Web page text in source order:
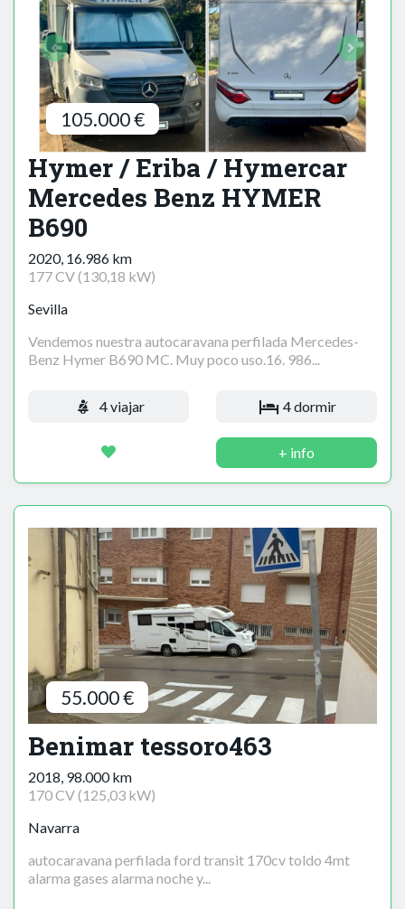
105.000 €
Hymer / Eriba / Hymercar
Mercedes Benz HYMER
B690
2020, 16.986 km
177 CV (130,18 kW)
Sevilla
Vendemos nuestra autocaravana perfilada Mercedes-
Benz Hymer B690 MC. Muy poco uso.16. 986...
4 viajar 4 dormir
+ info
55.000 €
Benimar tessoro463
2018, 98.000 km
170 CV (125,03 kW)
Navarra
autocaravana perfilada ford transit 170cv toldo 4mt
alarma gases alarma noche y...